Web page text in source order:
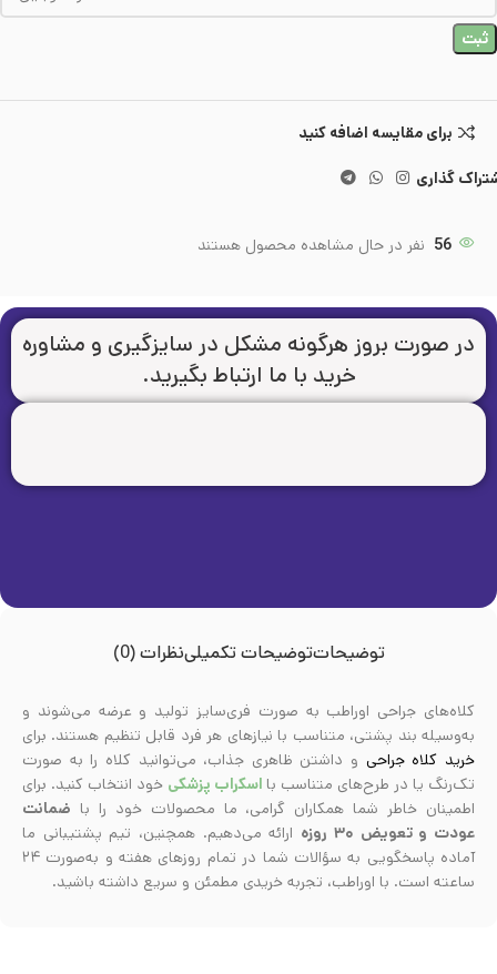
ثبت
برای مقایسه اضافه کنید
گذاری
56 نفر در حال مشاهده محصول هستند
در صورت بروز هرگونه مشکل در سایزگیری و مشاوره
خرید با ما ارتباط بگیرید.
توضیحاتتوضیحات تکمیلینظرات (0)
کلاه‌های جراحی اوراطب به صورت فری‌سایز تولید و عرضه می‌شوند و
به‌وسیله بند پشتی، متناسب با نیازهای هر فرد قابل تنظیم هستند. برای
خرید کلاه جراحی و داشتن ظاهری جذاب، می‌توانید کلاه را به صورت
تک‌رنگ یا در طرح‌های متناسب با اسکراب پزشکی خود انتخاب کنید. برای
اطمینان خاطر شما همکاران گرامی، ما محصولات خود را با ضمانت
عودت و تعویض ۳۰ روزه
ارائه می‌دهیم. همچنین، تیم پشتیبانی ما
آماده پاسخگویی به سؤالات شما در تمام روزهای هفته و به‌صورت ۲۴
ساعته است. با اوراطب، تجربه‌ خریدی مطمئن و سریع داشته باشید.